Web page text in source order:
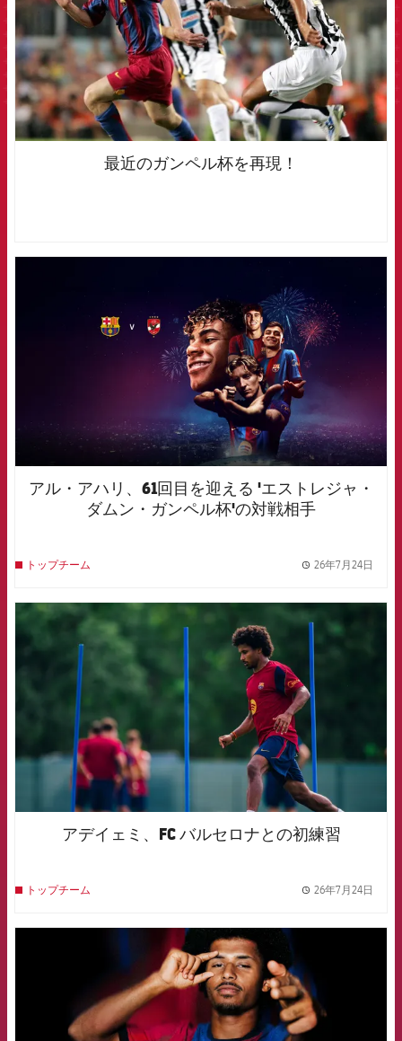
最近のガンペル杯を再現！
アル・アハリ、61回目を迎える 'エストレジャ・
ダムン・ガンペル杯'の対戦相手
トップチーム 26年7月24日
FCB Barcelona badge
アデイェミ、FC バルセロナとの初練習
トップチーム 26年7月24日
FCB Barcelona badge